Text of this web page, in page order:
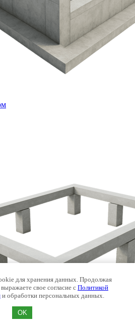
для хранения данных. Продолжая
свое согласие с Политикой
и обработки персональных данных.
OK